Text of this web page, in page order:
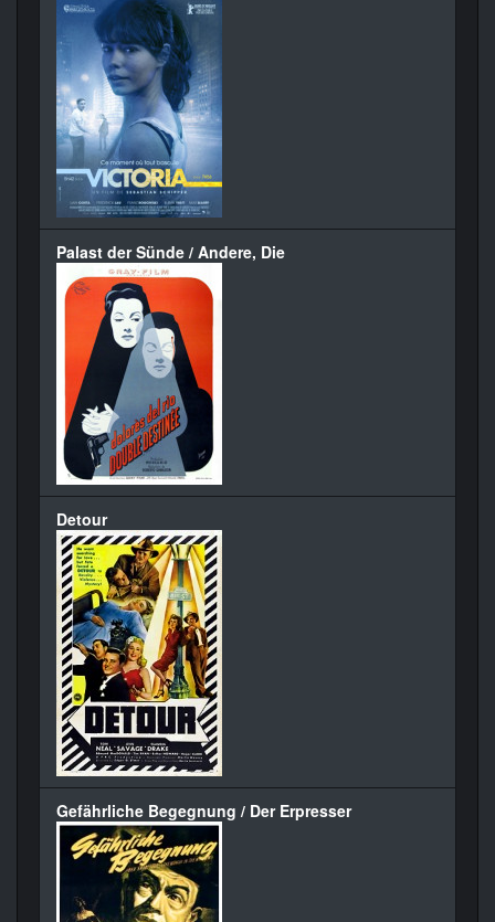
Palast der Sünde / Andere, Die
Detour
Gefährliche Begegnung / Der Erpresser